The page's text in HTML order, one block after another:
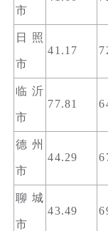
市
日照
市
41.17
临沂
市
77.81
德州
市
44.29
聊城
市
43.49